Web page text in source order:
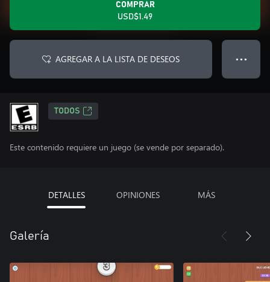
COMPRAR
USD$1.49
AGREGAR A LA LISTA DE DESEOS ● ● ●
TODOS
Este contenido requiere un juego (se vende por separado).
DETALLES OPINIONES MÁS
Galería